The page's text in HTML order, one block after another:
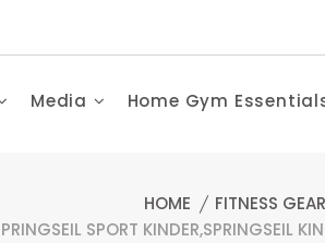
Media Home Gym
HOME
FITNESS GEAR
SPORT KINDER,SPRINGSEIL